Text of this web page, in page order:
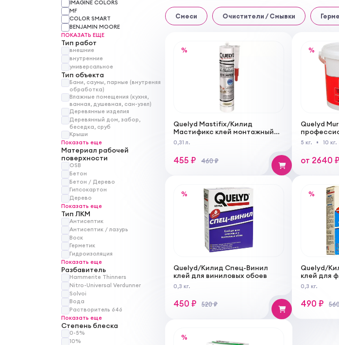
IMAGINE COLORS
MF
COLOR SMART
BENJAMIN MOORE
ПОКАЗАТЬ ЕЩЕ
Тип работ
внешние
внутренние
универсальное
Тип объекта
Бани, сауны, парные (внутреняя
обработка)
Влажные помещения (кухня,
ванная, душевная, сан-узел)
Деревянные изделия
Деревянный дом, забор,
беседка, сруб
Крыши
Показать еще
Материал рабочей
поверхности
OSB
Бетон
Бетон / Дерево
Гипсокартон
Дерево
Показать еще
Тип ЛКМ
Антисептик
Антисептик / лазурь
Воск
Герметик
Гидроизоляция
Показать еще
Разбавитель
Hammerite Thinners
Nitro-Universal Verdunner
Solvoi
Вода
Растворитель 646
Показать еще
Степень блеска
0-5%
10%
Смеси Очистители / Смывки
%
Quelyd Mastifix/Килид
Мастификс клей монтажный
для зеркал
0,31 л.
455 ₽ 460 ₽
%
Quelyd
стеновых
5 кг. 10 кг.
от 2640 ₽
%
Quelyd/Килид Спец-Винил
клей для виниловых обоев
0,3 кг.
450 ₽ 520 ₽
%
Quelyd/
клей для
0,3 кг.
490 ₽
%